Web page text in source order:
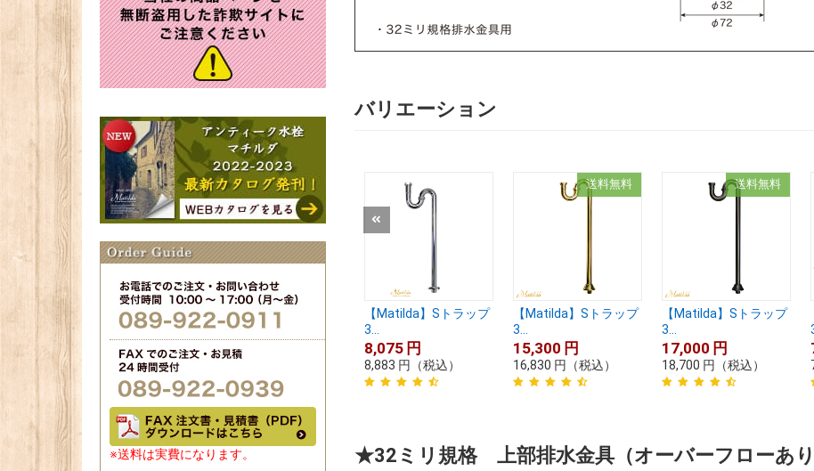
※送料は実費になります。
バリエーション
【Matilda】Sトラップ
3...
8,075 円
8,883 円 （税込）
送料無料
【Matilda】Sトラップ
3...
15,300 円
16,830 円 （税込）
送料無料
【Matilda】Sトラップ
3...
17,000 円
18,700 円 （税込）
★32ミリ規格 上部排水金具（オーバーフローあり